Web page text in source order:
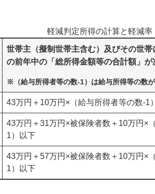
軽減判定所得の計算と軽減率
世帯主（擬制世帯主含む）及びその世
の前年中の「総所得金額等の合計額」
※（給与所得者等の数-1）は給与所得等の数
43万円＋10万円×（給与所得者等の数-1
43万円＋31万円×被保険者数＋10万円×
1）以下
43万円＋57万円×被保険者数＋10万円×
1）以下